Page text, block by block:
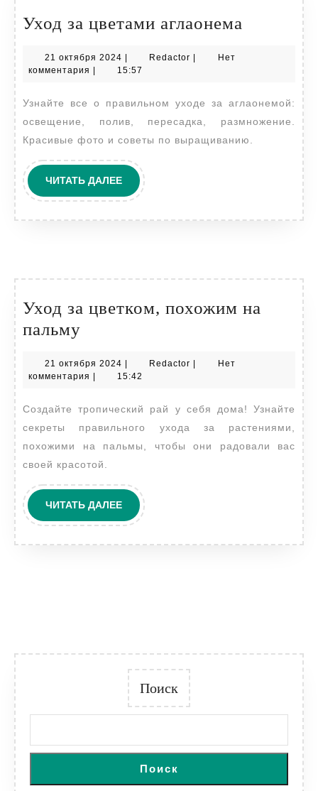
Уход за цветами аглаонема
цветами
21 октября 2024 21
октября
| Redactor Redactor
|
Нет
комментария | 15:57
Узнайте все о правильном уходе за аглаонемой:
освещение, полив, пересадка, размножение.
Красивые фото и советы по выращиванию.
ЧИТАТЬ ДАЛЕЕЧИТАТЬ
ДАЛЕЕ
Уход за цветком, похожим на
пальму
цветком,
на
пальму
21 октября 2024 21
октября
Redactor Redactor
Нет
комментария
15:42
Создайте тропический рай у себя дома! Узнайте
секреты правильного ухода за растениями,
похожими на пальмы, чтобы они радовали вас
своей красотой.
ЧИТАТЬ ДАЛЕЕЧИТАТЬ
ДАЛЕЕ
Поиск
Поиск